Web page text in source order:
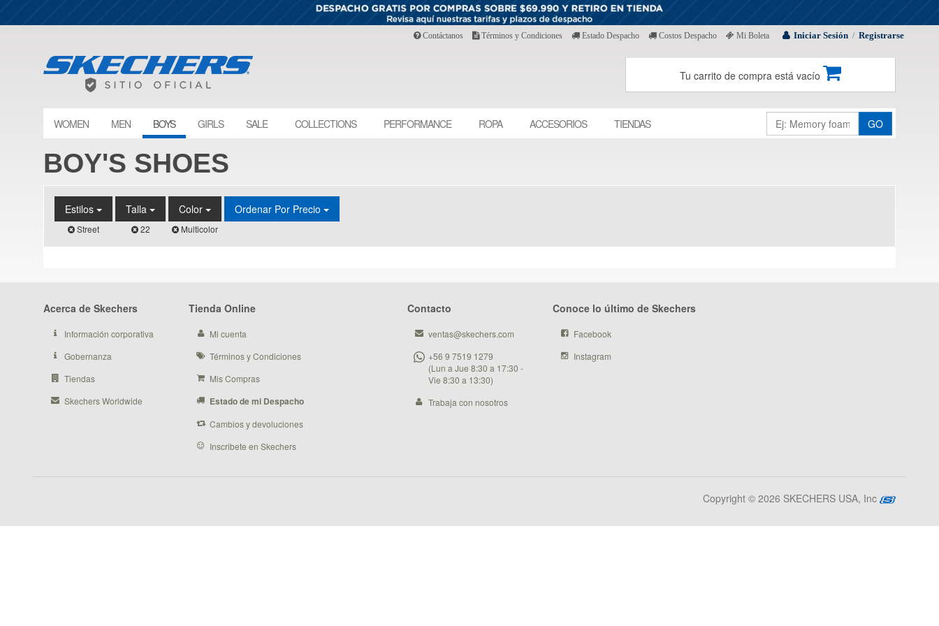
Iniciar Sesión / Registrarse
Contáctanos Términos y Condiciones Estado Despacho Costos Despacho Mi Boleta
Tu carrito de compra está vacío
WOMEN MEN BOYS GIRLS SALE COLLECTIONS PERFORMANCE ROPA ACCESORIOS TIENDAS GO
BOY'S SHOES
Estilos
Street
Talla
22
Color
Multicolor
Ordenar Por Precio
Acerca de Skechers
Información corporativa
Gobernanza
Tiendas
Skechers Worldwide
Tienda Online
Mi cuenta
Términos y Condiciones
Mis Compras
Estado de mi Despacho
Cambios y devoluciones
Inscribete en Skechers
Contacto
ventas@skechers.com
+56 9 7519 1279
(Lun a Jue 8:30 a 17:30 -
Vie 8:30 a 13:30)
Trabaja con nosotros
Conoce lo último de Skechers
Facebook
Instagram
Copyright © 2026 SKECHERS USA, Inc